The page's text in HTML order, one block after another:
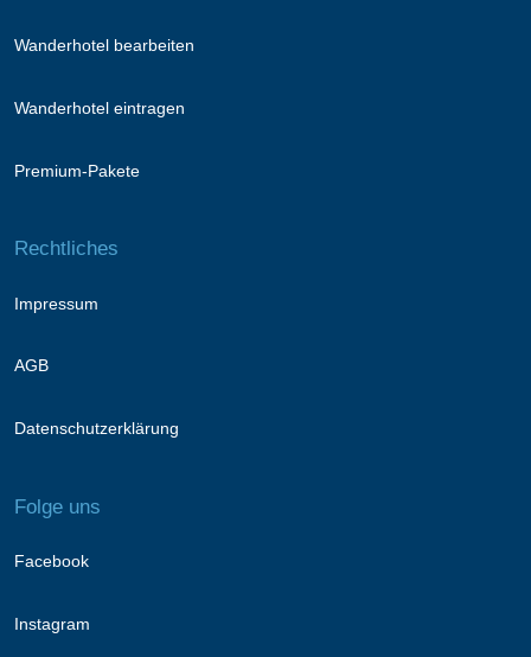
Wanderhotel bearbeiten
Wanderhotel eintragen
Premium-Pakete
Rechtliches
Impressum
AGB
Datenschutzerklärung
Folge uns
Facebook
Instagram